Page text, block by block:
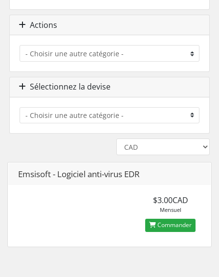
Actions
Sélectionnez la devise
Emsisoft - Logiciel anti-virus EDR
$3.00CAD
Mensuel
Commander